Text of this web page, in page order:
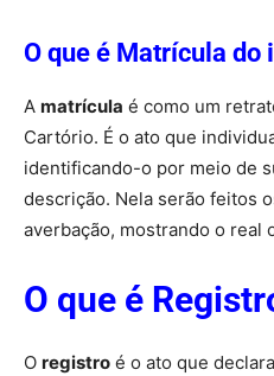
O que é Matrícula do
A matrícula é como um
Cartório. É o ato que
identificando-o por meio de
descrição. Nela serão feitos
averbação, mostrando o real
O que é
O registro é o ato que